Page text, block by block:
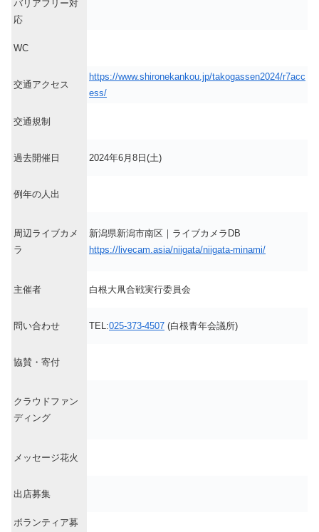
バリアフリー対
応
WC
交通アクセス
https://www.shironekankou.jp/takogassen2024/r7acc
ess/
交通規制
過去開催日 2024年6月8日(土)
例年の人出
周辺ライブカメ
ラ
新潟県新潟市南区｜ライブカメラDB
https://livecam.asia/niigata/niigata-minami/
主催者 白根大凧合戦実行委員会
問い合わせ TEL:025-373-4507 (白根青年会議所)
協賛・寄付
クラウドファン
ディング
メッセージ花火
出店募集
ボランティア募